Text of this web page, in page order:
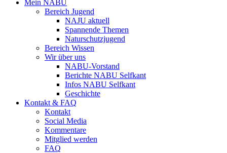
Mein NABU
Bereich Jugend
NAJU aktuell
Spannende Themen
Naturschutzjugend
Bereich Wissen
Wir über uns
NABU-Vorstand
Berichte NABU Selfkant
Infos NABU Selfkant
Geschichte
Kontakt & FAQ
Kontakt
Social Media
Kommentare
Mitglied werden
FAQ